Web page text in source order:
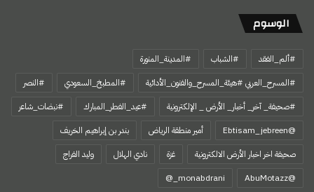
الوسوم
#ألم_الفقد #الشباب
#المدينة_المنورة
#المسرح_العربي #هيئة_المسرح_والفنون_الأدائية
#المطبخ_السعودي
#النصر
#صحيفة_ آخر_ أخبار_ الأرض _ الإلكترونية
#عيد_الفطر_المبارك
#نبضات_شاعر
@Ebtisam_jebreen
أمير منطقة الرياض
بندر بن إبراهيم الخريف
صحيفة اخر اخبار الأرض الالكترونية
غزة نادي الهلال
وليد الفراج
‏@AbuMotazz